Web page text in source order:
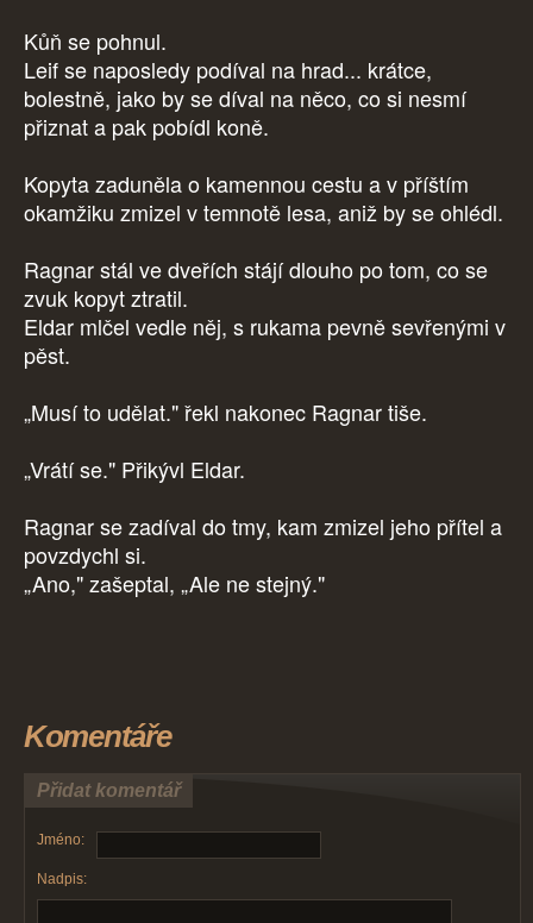
Kůň se pohnul.
Leif se naposledy podíval na hrad... krátce,
bolestně, jako by se díval na něco, co si nesmí
přiznat a pak pobídl koně.
Kopyta zaduněla o kamennou cestu a v příštím
okamžiku zmizel v temnotě lesa, aniž by se ohlédl.
Ragnar stál ve dveřích stájí dlouho po tom, co se
zvuk kopyt ztratil.
Eldar mlčel vedle něj, s rukama pevně sevřenými v
pěst.
„Musí to udělat." řekl nakonec Ragnar tiše.
„Vrátí se." Přikývl Eldar.
Ragnar se zadíval do tmy, kam zmizel jeho přítel a
povzdychl si.
„Ano," zašeptal, „Ale ne stejný."
Komentáře
Přidat komentář
Jméno:
Nadpis: